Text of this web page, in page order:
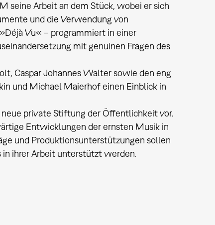
seine Arbeit an dem Stück, wobei er sich
und die Verwendung von
Vu« – programmiert in einer
mit genuinen Fragen des
Caspar Johannes Walter sowie den eng
und Michael Maierhof einen Einblick in
private Stiftung der Öffentlichkeit vor.
Entwicklungen der ernsten Musik in
und Produktionsunterstützungen sollen
ihrer Arbeit unterstützt werden.